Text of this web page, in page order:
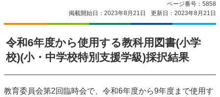
ページ番号：5858
掲載開始日：2023年8月21日
更新日：2023年8月21日
令和6年度から使用する教科用図書(小学
校)(小・中学校特別支援学級)採択結果
教育委員会第2回臨時会で、令和6年度から9年度まで使用す